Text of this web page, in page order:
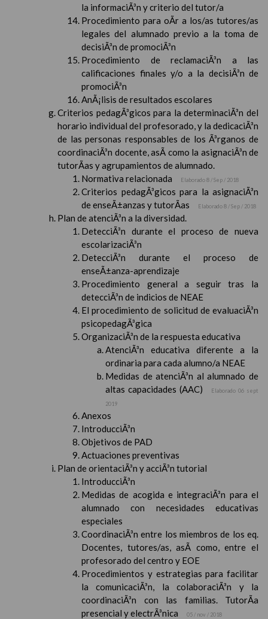
la informaciÃ³n y criterio del tutor/a
Procedimiento para oÃ­r a los/as tutores/as
legales del alumnado previo a la toma de
decisiÃ³n de promociÃ³n
Procedimiento de reclamaciÃ³n a las
calificaciones finales y/o a la decisiÃ³n de
promociÃ³n
AnÃ¡lisis de resultados escolares
Criterios pedagÃ³gicos para la determinaciÃ³n del
horario individual del profesorado, y la dedicaciÃ³n
de las personas responsables de los Ã³rganos de
coordinaciÃ³n docente, asÃ­ como la asignaciÃ³n de
tutorÃ­as y agrupamientos de alumnado.
Normativa relacionada
Elaborado 8 / Sep / 2018
Criterios pedagÃ³gicos para la asignaciÃ³n
de enseÃ±anzas y tutorÃ­as
Elaborado 8 / Sep / 2018
Plan de atenciÃ³n a la diversidad.
DetecciÃ³n durante el proceso de nueva
escolarizaciÃ³n
DetecciÃ³n durante el proceso de
enseÃ±anza-aprendizaje
Procedimiento general a seguir tras la
detecciÃ³n de indicios de NEAE
El procedimiento de solicitud de evaluaciÃ³n
psicopedagÃ³gica
OrganizaciÃ³n de la respuesta educativa
AtenciÃ³n educativa diferente a la
ordinaria para cada alumno/a NEAE
Medidas de atenciÃ³n al alumnado de
altas capacidades (AAC)
Elaborado 06 sept
2019
Anexos
IntroducciÃ³n
Objetivos de PAD
Actuaciones preventivas
Plan de orientaciÃ³n y acciÃ³n tutorial
IntroducciÃ³n
Medidas de acogida e integraciÃ³n para el
alumnado con necesidades educativas
especiales
CoordinaciÃ³n entre los miembros de los eq.
Docentes, tutores/as, asÃ­ como, entre el
profesorado del centro y EOE
Procedimientos y estrategias para facilitar
la comunicaciÃ³n, la colaboraciÃ³n y la
coordinaciÃ³n con las familias. TutorÃ­a
presencial y electrÃ³nica
05 / nov / 2018